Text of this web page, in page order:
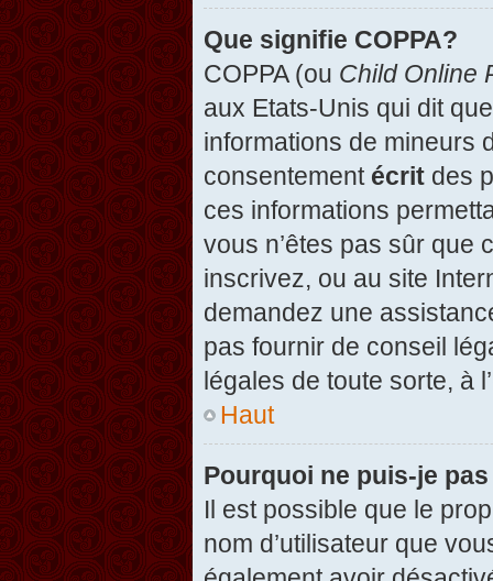
Que signifie COPPA?
COPPA (ou Child Online
aux Etats-Unis qui dit
informations de mineurs
consentement écrit des
ces informations
vous n’êtes pas sûr que
inscrivez, ou au site
demandez une
pas fournir de conseil
légales de toute sorte, à
Haut
Pourquoi ne puis-je
Il est possible que le
nom d’utilisateur que